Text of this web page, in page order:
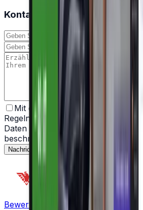
Kontaktieren Sie uns
Mit dem Absenden des
Regeln zur Verarbeitung meiner
Daten zu, wie in derMoravio
beschrieben.
Nachricht senden
Bewertet auf